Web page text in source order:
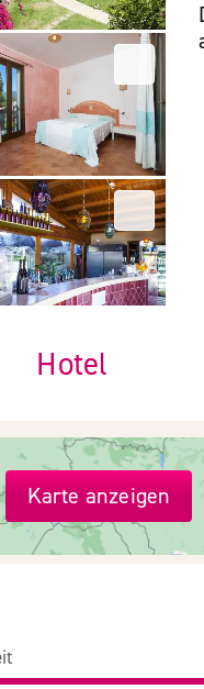
Hotel
Karte anzeigen